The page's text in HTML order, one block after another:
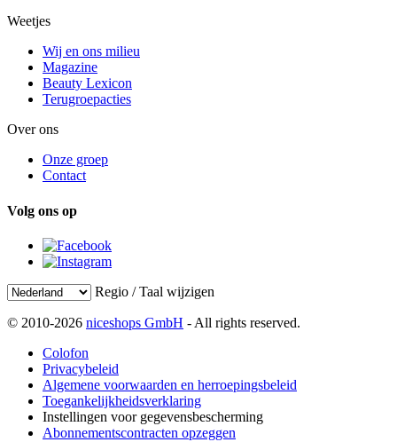
Weetjes
Wij en ons milieu
Magazine
Beauty Lexicon
Terugroepacties
Over ons
Onze groep
Contact
Volg ons op
Regio / Taal wijzigen
© 2010-2026 niceshops GmbH - All rights reserved.
Colofon
Privacybeleid
Algemene voorwaarden en herroepingsbeleid
Toegankelijkheidsverklaring
Instellingen voor gegevensbescherming
Abonnementscontracten opzeggen